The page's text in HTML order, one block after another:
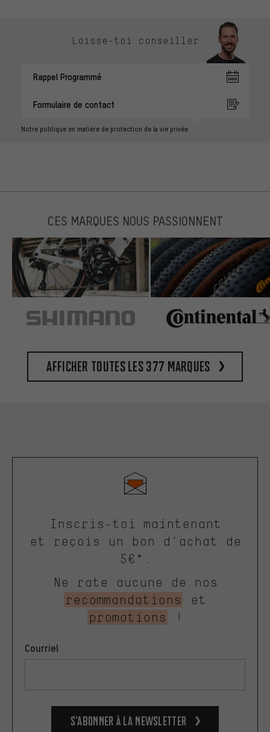
Laisse-toi conseiller
Rappel Programmé
Formulaire de contact
Notre politique en matière de protection de la vie privée
CES MARQUES NOUS PASSIONNENT
Afficher toutes les 377 marques
Inscris-toi maintenant
et reçois un bon d'achat de
5€*.
Ne rate aucune de nos
recommandations
et
promotions
!
Courriel
S’abonner à la newsletter